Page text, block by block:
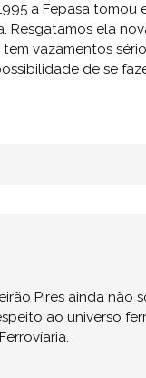
a Fepasa tomou
Resgatamos ela
vazamentos
de se
Pires ainda não
ao universo